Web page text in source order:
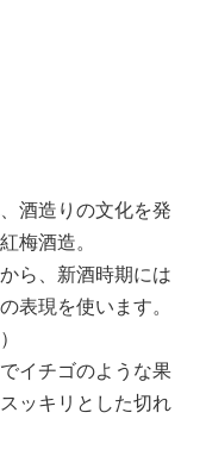
酒造りの文化を発
梅酒造。
ら、新酒時期には
表現を使います。
イチゴのような果
ッキリとした切れ